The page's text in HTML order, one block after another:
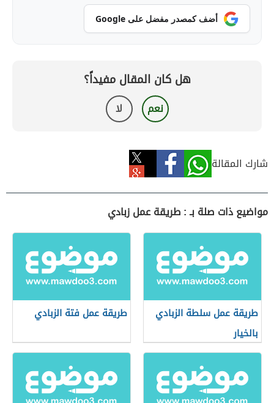
أضف كمصدر مفضل على Google
هل كان المقال مفيداً؟
نعم لا
شارك المقالة
مواضيع ذات صلة بـ : طريقة عمل زبادي
طريقة عمل سلطة الزبادي
بالخيار
طريقة عمل فتة الزبادي